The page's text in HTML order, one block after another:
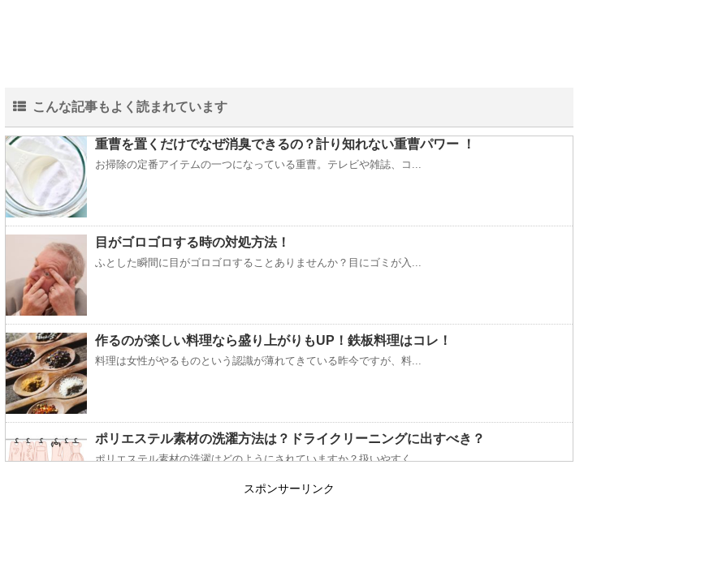
こんな記事もよく読まれています
重曹を置くだけでなぜ消臭できるの？計り知れない重曹パワー ！
お掃除の定番アイテムの一つになっている重曹。テレビや雑誌、コ...
目がゴロゴロする時の対処方法！
ふとした瞬間に目がゴロゴロすることありませんか？目にゴミが入...
作るのが楽しい料理なら盛り上がりもUP！鉄板料理はコレ！
料理は女性がやるものという認識が薄れてきている昨今ですが、料...
ポリエステル素材の洗濯方法は？ドライクリーニングに出すべき？
ポリエステル素材の洗濯はどのようにされていますか？扱いやすく...
スポンサーリンク